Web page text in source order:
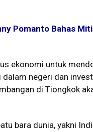
Pomanto Bahas
ekonomi untuk
negeri dan
di Tiongkok
bara dunia, yakni